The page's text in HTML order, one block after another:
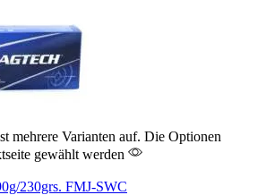
mehrere Varianten auf. Die Optionen
gewählt werden
230grs. FMJ-SWC